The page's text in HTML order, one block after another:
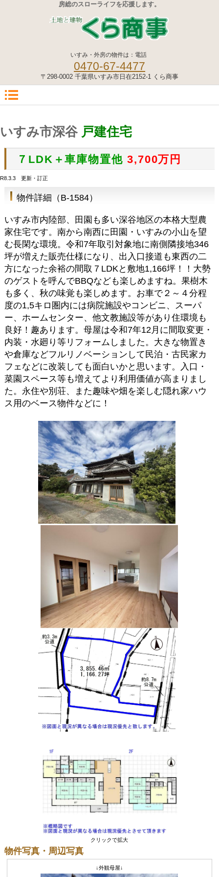
房総のスローライフを応援します。
いすみ・外房の物件は：電話
0470-67-4477
〒298-0002 千葉県いすみ市日在2152-1 くら商事
いすみ市深谷 戸建住宅
７LDK＋車庫物置他 3,700万円
R8.3.3 更新・訂正
物件詳細（B-1584）
いすみ市内陸部、田園も多い深谷地区の本格大型農
家住宅です。南から南西に田園・いすみの小山を望
む長閑な環境。令和7年取引対象地に南側隣接地346
坪が増えた販売仕様になり、出入口接道も東西の二
方になった余裕の間取７LDKと敷地1,166坪！！大勢
のゲストを呼んでBBQなども楽しめますね。果樹木
も多く、秋の味覚も楽しめます。お車で２～４分程
度の1,5キロ圏内には病院施設やコンビニ、スーパ
ー、ホームセンター、他文教施設等があり住環境も
良好！趣あります。母屋は令和7年12月に間取変更・
内装・水廻り等リフォームしました。大きな物置き
や倉庫などフルリノベーションして民泊・古民家カ
フェなどに改装しても面白いかと思います。入口・
菜園スペース等も増えてより利用価値が高まりまし
た。永住や別荘、また趣味や畑を楽しむ隠れ家ハウ
ス用のベース物件などに！
クリックで拡大
物件写真・周辺写真
↓外観母屋↓